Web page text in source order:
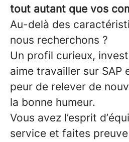
tout autant que vos
Au-delà des
nous recherchons ?
Un profil curieux,
aime travailler sur SAP
peur de relever de
la bonne humeur.
Vous avez l’esprit
service et faites preuve